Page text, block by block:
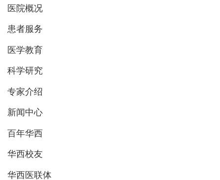
医院概况
患者服务
医学教育
科学研究
专家介绍
新闻中心
百年华西
华西校友
华西医联体